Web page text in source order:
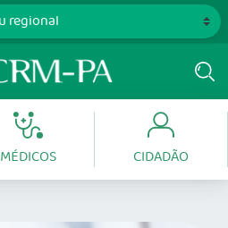
MÉDICOS CIDADÃO